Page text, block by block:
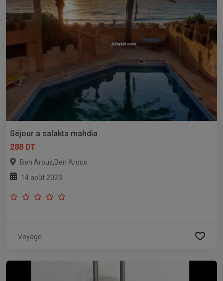
Séjour a salakta mahdia
288 DT
Ben Arous,Ben Arous
14 août 2023
Voyage